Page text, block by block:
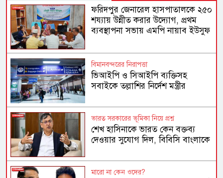
ফরিদপুর জেনারেল হাসপাতালকে ২৫০
শয্যায় উন্নীত করার উদ্যোগ, প্রথম
ব্যবস্থাপনা সভায় এমপি নায়াব ইউসুফ
বিমানবন্দরের নিরাপত্তা
ভিআইপি ও সিআইপি ব্যক্তিসহ
সবাইকে তল্লাশির নির্দেশ মন্ত্রীর
ভারত সরকারের ভূমিকা নিয়ে প্রশ্ন
শেখ হাসিনাকে ভারত কেন বক্তব্য
দেওয়ার সুযোগ দিল, বিবিসি বাংলাকে
মারো না কেন ওদের?